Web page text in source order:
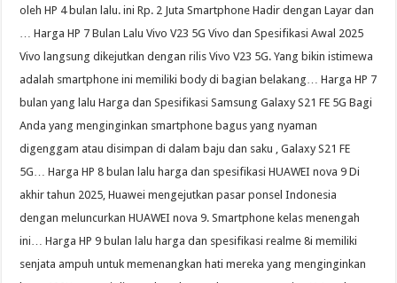
oleh HP 4 bulan lalu. ini Rp. 2 Juta Smartphone Hadir dengan Layar dan
… Harga HP 7 Bulan Lalu Vivo V23 5G Vivo dan Spesifikasi Awal 2025
Vivo langsung dikejutkan dengan rilis Vivo V23 5G. Yang bikin istimewa
adalah smartphone ini memiliki body di bagian belakang… Harga HP 7
bulan yang lalu Harga dan Spesifikasi Samsung Galaxy S21 FE 5G Bagi
Anda yang menginginkan smartphone bagus yang nyaman
digenggam atau disimpan di dalam baju dan saku , Galaxy S21 FE
5G… Harga HP 8 bulan lalu harga dan spesifikasi HUAWEI nova 9 Di
akhir tahun 2025, Huawei mengejutkan pasar ponsel Indonesia
dengan meluncurkan HUAWEI nova 9. Smartphone kelas menengah
ini… Harga HP 9 bulan lalu harga dan spesifikasi realme 8i memiliki
senjata ampuh untuk memenangkan hati mereka yang menginginkan